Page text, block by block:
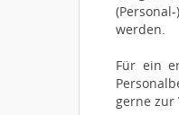
werden.
Für ein
gerne zur